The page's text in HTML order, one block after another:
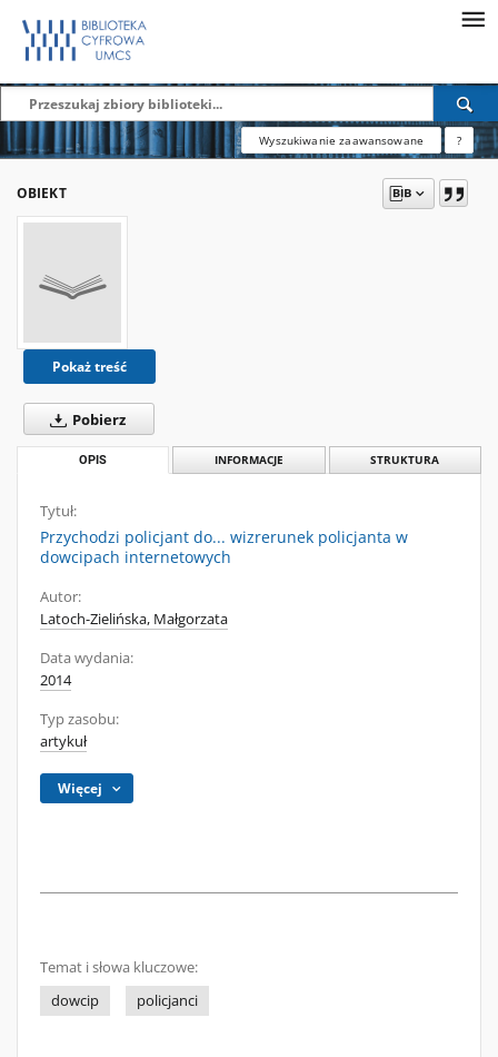
Wyszukiwanie zaawansowane ?
OBIEKT
Pokaż treść
Pobierz
OPIS INFORMACJE STRUKTURA
Tytuł:
Przychodzi policjant do... wizrerunek policjanta w
dowcipach internetowych
Autor:
Latoch-Zielińska, Małgorzata
Data wydania:
2014
Typ zasobu:
artykuł
Więcej
Temat i słowa kluczowe:
dowcip
policjanci